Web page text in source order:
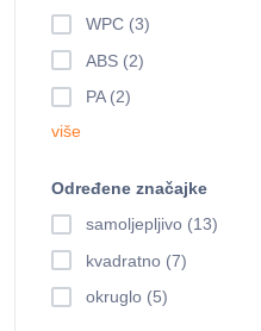
WPC (3)
ABS (2)
PA (2)
više
Određene značajke
samoljepljivo (13)
kvadratno (7)
okruglo (5)